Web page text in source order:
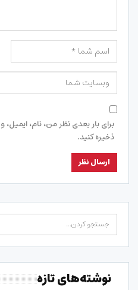
برای بار بعدی نظر من، نام،
ذخیره کنید.
نوشته‌های تازه